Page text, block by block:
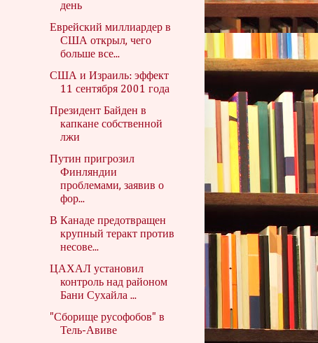
день
Еврейский миллиардер в
США открыл, чего
больше все...
США и Израиль: эффект
11 сентября 2001 года
Президент Байден в
капкане собственной
лжи
Путин пригрозил
Финляндии
проблемами, заявив о
фор...
В Канаде предотвращен
крупный теракт против
несове...
ЦАХАЛ установил
контроль над районом
Бани Сухайла ...
"Сборище русофобов" в
Тель-Авиве